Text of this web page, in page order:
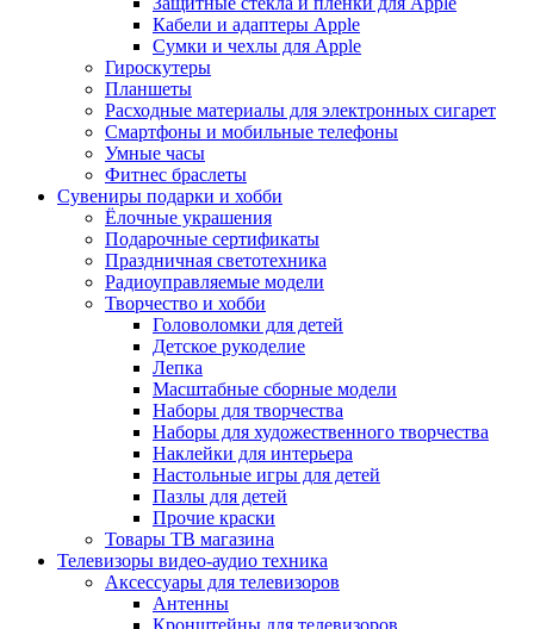
Кабели и адаптеры Apple
Сумки и чехлы для Apple
Гироскутеры
Планшеты
Расходные материалы для электронных сигарет
Смартфоны и мобильные телефоны
Умные часы
Фитнес браслеты
Сувениры подарки и хобби
Ёлочные украшения
Подарочные сертификаты
Праздничная светотехника
Радиоуправляемые модели
Творчество и хобби
Головоломки для детей
Детское рукоделие
Лепка
Масштабные сборные модели
Наборы для творчества
Наборы для художественного творчества
Наклейки для интерьера
Настольные игры для детей
Пазлы для детей
Прочие краски
Товары ТВ магазина
Телевизоры видео-аудио техника
Аксессуары для телевизоров
Антенны
Кронштейны для телевизоров